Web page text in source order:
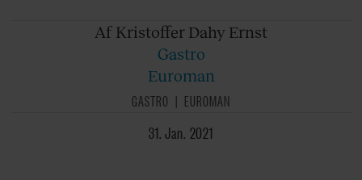
Af Kristoffer Dahy Ernst
Gastro
Euroman
GASTRO
EUROMAN
31. Jan. 2021